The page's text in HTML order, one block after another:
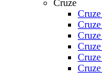
Cruze